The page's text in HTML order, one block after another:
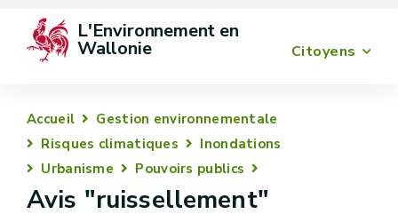
Citoyens
L'Environnement en
Wallonie
Accueil
Gestion environnementale
Risques climatiques
Inondations
Urbanisme
Pouvoirs publics
Avis "ruissellement"